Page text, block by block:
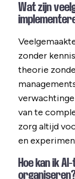
Wat zijn
zonder
theorie
van te
zorg altijd
en
Hoe kan ik